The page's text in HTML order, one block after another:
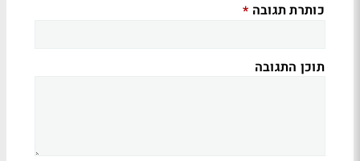
כותרת תגובה *
תוכן התגובה